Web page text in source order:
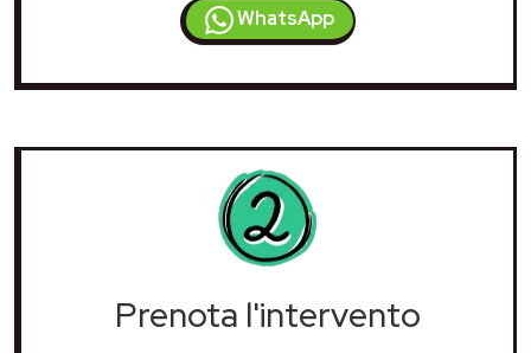
WhatsApp
Prenota l'intervento